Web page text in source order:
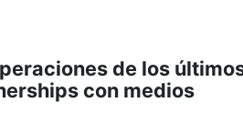
de los
con medios